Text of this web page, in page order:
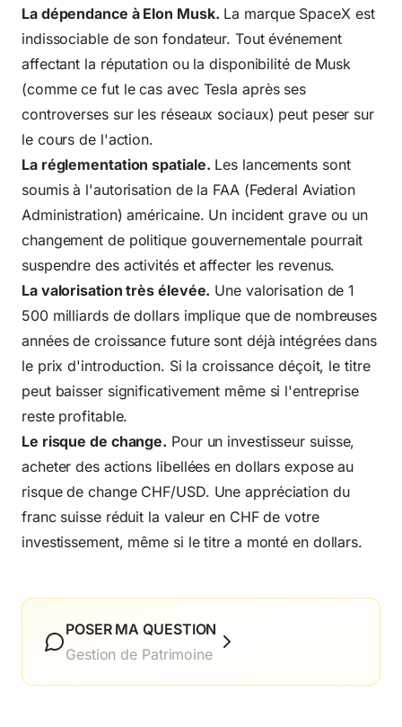
La dépendance à Elon Musk. La marque SpaceX est
indissociable de son fondateur. Tout événement
affectant la réputation ou la disponibilité de Musk
(comme ce fut le cas avec Tesla après ses
controverses sur les réseaux sociaux) peut peser sur
le cours de l'action.
La réglementation spatiale. Les lancements sont
soumis à l'autorisation de la FAA (Federal Aviation
Administration) américaine. Un incident grave ou un
changement de politique gouvernementale pourrait
suspendre des activités et affecter les revenus.
La valorisation très élevée. Une valorisation de 1
500 milliards de dollars implique que de nombreuses
années de croissance future sont déjà intégrées dans
le prix d'introduction. Si la croissance déçoit, le titre
peut baisser significativement même si l'entreprise
reste profitable.
Le risque de change. Pour un investisseur suisse,
acheter des actions libellées en dollars expose au
risque de change CHF/USD. Une appréciation du
franc suisse réduit la valeur en CHF de votre
investissement, même si le titre a monté en dollars.
POSER MA QUESTION
Gestion de Patrimoine